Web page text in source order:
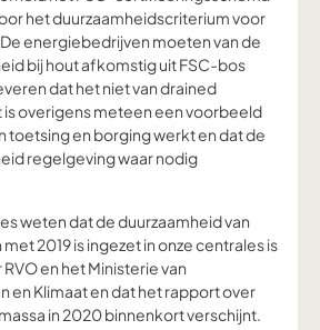
het duurzaamheidscriterium voor
energiebedrijven moeten van de
bij hout afkomstig uit FSC-bos
dat het niet van drained
is overigens meteen een voorbeeld
toetsing en borging werkt en dat de
regelgeving waar nodig
weten dat de duurzaamheid van
2019 is ingezet in onze centrales is
en het Ministerie van
en Klimaat en dat het rapport over
in 2020 binnenkort verschijnt.